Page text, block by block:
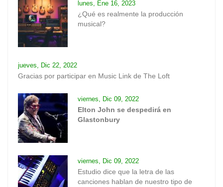
lunes, Ene 16, 2023
¿Qué es realmente la producción
musical?
jueves, Dic 22, 2022
Gracias por participar en Music Link de The Loft
viernes, Dic 09, 2022
Elton John se despedirá en
Glastonbury
viernes, Dic 09, 2022
Estudio dice que la letra de las
canciones hablan de nuestro tipo de